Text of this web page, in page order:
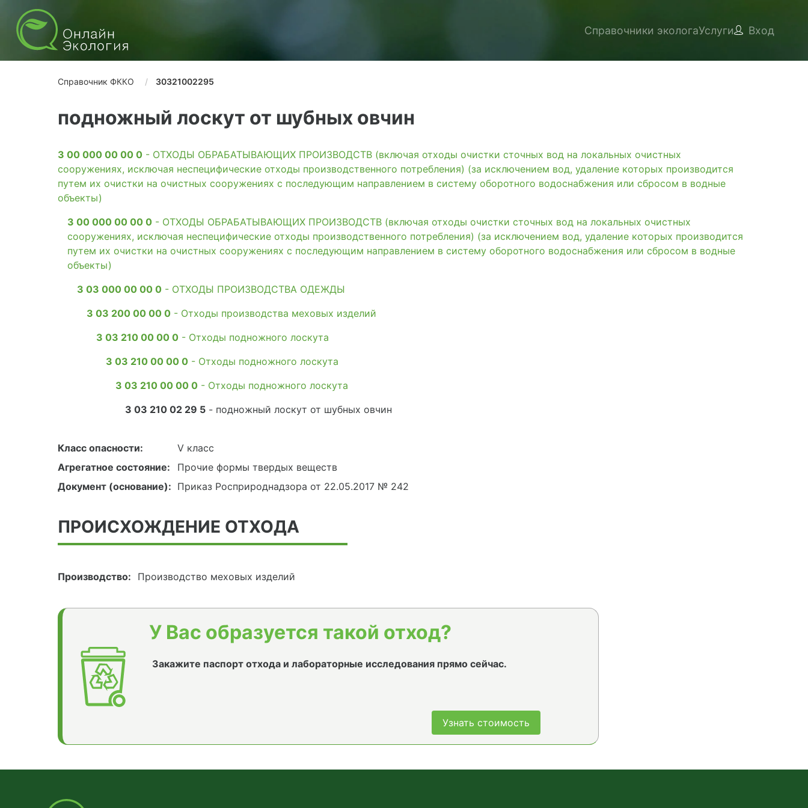
Справочники экологаУслуги Вход
Справочник ФККО 30321002295
подножный лоскут от шубных овчин
3 00 000 00 00 0 - ОТХОДЫ ОБРАБАТЫВАЮЩИХ ПРОИЗВОДСТВ (включая отходы очистки сточных вод на локальных очистных
сооружениях, исключая неспецифические отходы производственного потребления) (за исключением вод, удаление которых производится
путем их очистки на очистных сооружениях с последующим направлением в систему оборотного водоснабжения или сбросом в водные
объекты)
3 00 000 00 00 0 - ОТХОДЫ ОБРАБАТЫВАЮЩИХ ПРОИЗВОДСТВ (включая отходы очистки сточных вод на локальных очистных
сооружениях, исключая неспецифические отходы производственного потребления) (за исключением вод, удаление которых производится
путем их очистки на очистных сооружениях с последующим направлением в систему оборотного водоснабжения или сбросом в водные
объекты)
3 03 000 00 00 0 - ОТХОДЫ ПРОИЗВОДСТВА ОДЕЖДЫ
3 03 200 00 00 0 - Отходы производства меховых изделий
3 03 210 00 00 0 - Отходы подножного лоскута
3 03 210 00 00 0 - Отходы подножного лоскута
3 03 210 00 00 0 - Отходы подножного лоскута
3 03 210 02 29 5 - подножный лоскут от шубных овчин
Класс опасности:
V класс
Агрегатное состояние:
Прочие формы твердых веществ
Документ (основание): Приказ Росприроднадзора от 22.05.2017 № 242
ПРОИСХОЖДЕНИЕ ОТХОДА
Производство: Производство меховых изделий
У Вас образуется такой отход?
Закажите паспорт отхода и лабораторные исследования прямо сейчас.
Узнать стоимость